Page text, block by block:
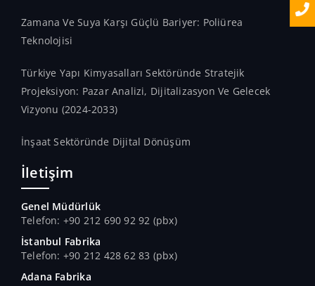
Zamana Ve Suya Karşı Güçlü Bariyer: Poliürea
Teknolojisi
Türkiye Yapı Kimyasalları Sektöründe Stratejik
Projeksiyon: Pazar Analizi, Dijitalizasyon Ve Gelecek
Vizyonu (2024-2033)
İnşaat Sektöründe Dijital Dönüşüm
İletişim
Genel Müdürlük
Telefon: +90 212 690 92 92 (pbx)
İstanbul Fabrika
Telefon: +90 212 428 62 83 (pbx)
Adana Fabrika